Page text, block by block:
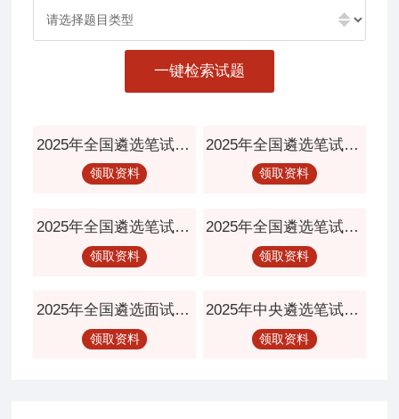
一键检索试题
2025年全国遴选笔试备考手册
领取资料
2025年全国遴选笔试真题解析
领取资料
2025年全国遴选笔试时政热点
领取资料
2025年全国遴选笔试公文写作
领取资料
2025年全国遴选面试资料
领取资料
2025年中央遴选笔试面试资料
领取资料